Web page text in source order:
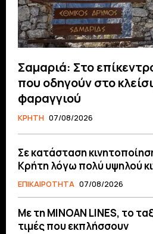
Σαμαριά: Στο
που οδηγούν στο
φαραγγιού
ΚΡΗΤΗ 07/08/2026
Σε κατάσταση
Κρήτη λόγω πολύ υψηλού
ΕΠΙΚΑΙΡΟΤΗΤΑ 07/08/2026
Με τη MINOAN LINES, το
τιμές που εκπλήσσουν